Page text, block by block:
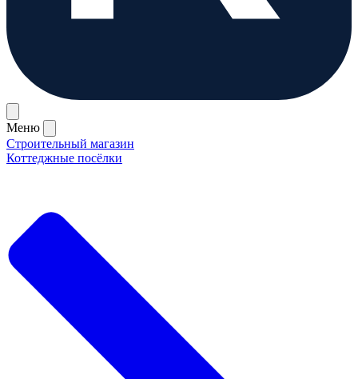
Меню
Строительный магазин
Коттеджные посёлки